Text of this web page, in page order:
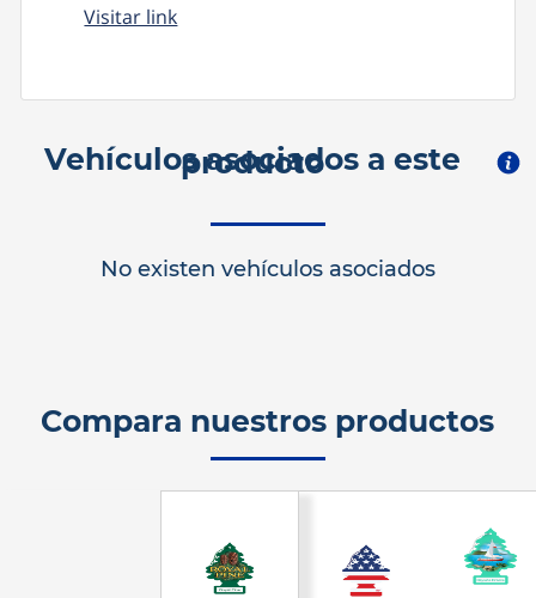
Visitar link
Vehículos asociados a este
producto
No existen vehículos asociados
Compara nuestros productos